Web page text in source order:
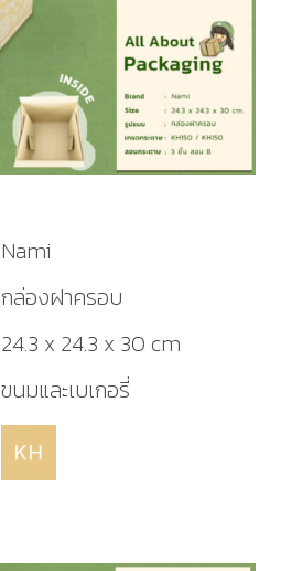
Nami
กล่องฝาครอบ
24.3 x 24.3 x 30 cm
ขนมและเบเกอรี่